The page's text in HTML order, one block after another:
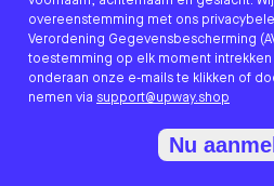
overeenstemming met ons
Verordening Gegevensbescherming
toestemming op elk moment
onderaan onze e-mails te klikken of
nemen via support@upway.shop
Nu